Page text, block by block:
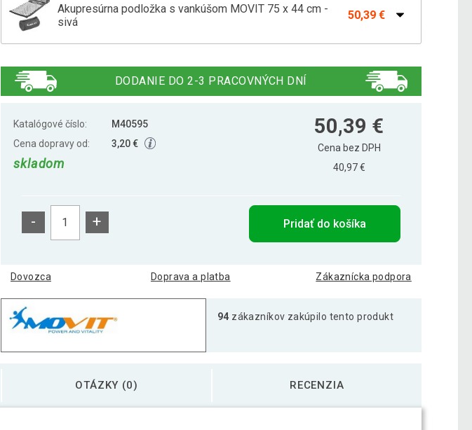
Akupresúrna podložka s vankúšom MOVIT 75 x 44 cm -
sivá
50,39 €
Akupresúrna podložka s vankúšom MOVIT 75 x 44 cm - čierna 50,69 €
Akupresúrna podložka s vankúšom MOVIT 75 x 44 cm - fialová
Akupresúrna podložka s vankúšom MOVIT 75 x 44 cm - modrá
Akupresúrna podložka s vankúšom MOVIT 75 x 44 cm -
Akupresúrna podložka s vankúšom MOVIT 75 x 44 cm - svetlá
modrá
DODANIE DO 2-3 PRACOVNÝCH DNÍ
Katalógové číslo:
M40595
Cena dopravy od:
3,20 €
skladom
50,39 €
Cena bez DPH
40,97 €
- + Pridať do košíka
Dovozca Doprava a platba Zákaznícka podpora
94 zákazníkov zakúpilo tento produkt
OTÁZKY (0) RECENZIA